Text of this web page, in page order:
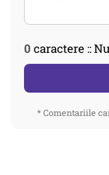
0 caractere ::
* Comentariile